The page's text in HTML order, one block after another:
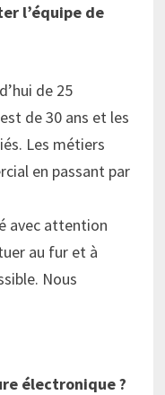
l’équipe de
de 25
de 30 ans et les
Les métiers
en passant par
avec attention
au fur et à
Nous
électronique ?